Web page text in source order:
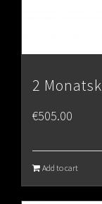
2
€505.00
Add to cart